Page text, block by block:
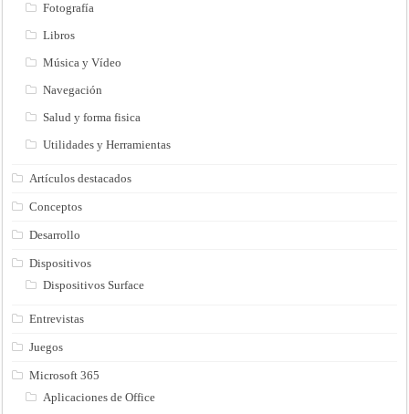
Fotografía
Libros
Música y Vídeo
Navegación
Salud y forma fisica
Utilidades y Herramientas
Artículos destacados
Conceptos
Desarrollo
Dispositivos
Dispositivos Surface
Entrevistas
Juegos
Microsoft 365
Aplicaciones de Office